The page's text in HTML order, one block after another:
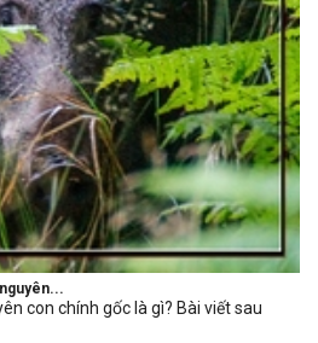
con chính gốc là gì? Bài viết sau